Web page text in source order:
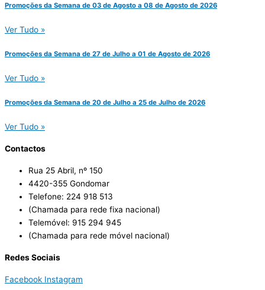
Promoções da Semana de 03 de Agosto a 08 de Agosto de 2026
Ver Tudo »
Promoções da Semana de 27 de Julho a 01 de Agosto de 2026
Ver Tudo »
Promoções da Semana de 20 de Julho a 25 de Julho de 2026
Ver Tudo »
Contactos
Rua 25 Abril, nº 150
4420-355 Gondomar
Telefone: 224 918 513
(Chamada para rede fixa nacional)
Telemóvel: 915 294 945
(Chamada para rede móvel nacional)
Redes Sociais
Facebook Instagram